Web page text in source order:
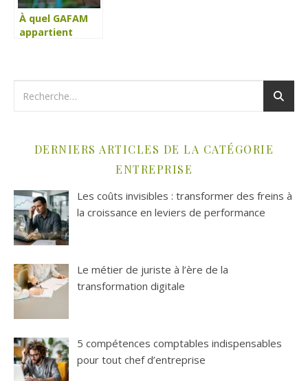
À quel GAFAM
appartient
DERNIERS ARTICLES DE LA CATÉGORIE
ENTREPRISE
Les coûts invisibles : transformer des freins à
la croissance en leviers de performance
Le métier de juriste à l’ère de la
transformation digitale
5 compétences comptables indispensables
pour tout chef d’entreprise